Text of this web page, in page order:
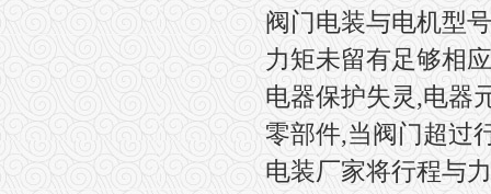
阀门电装与电机型
力矩未留有足够相
电器保护失灵,电器
零部件,当阀门超过
电装厂家将行程与